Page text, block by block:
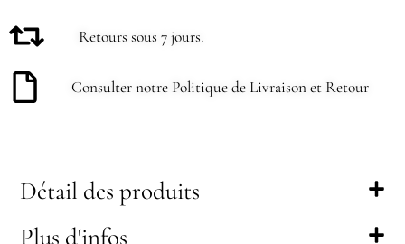
Retours sous 7 jours.
Consulter notre Politique de Livraison et Retour
Détail des produits
Plus d'infos